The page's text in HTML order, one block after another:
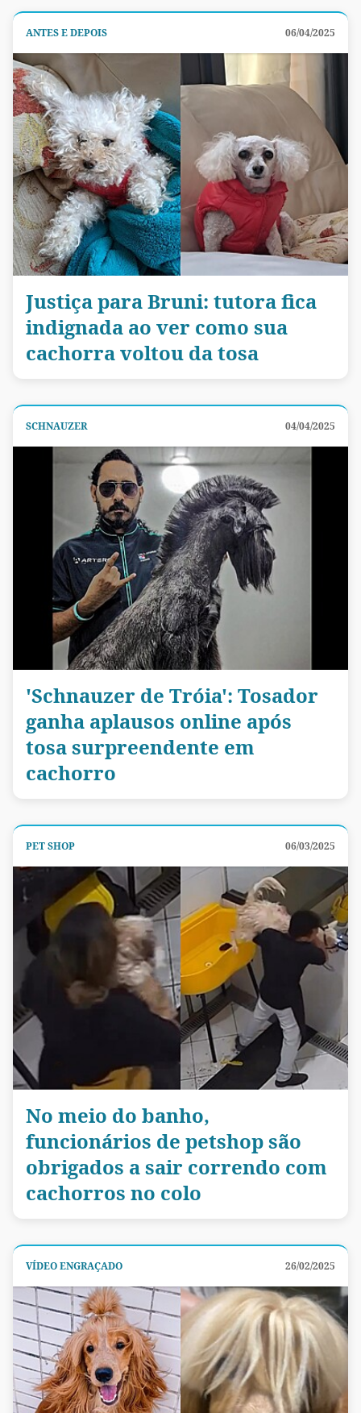
ANTES E DEPOIS 06/04/2025
Justiça para Bruni: tutora fica
indignada ao ver como sua
cachorra voltou da tosa
SCHNAUZER 04/04/2025
'Schnauzer de Tróia': Tosador
ganha aplausos online após
tosa surpreendente em
cachorro
PET SHOP 06/03/2025
No meio do banho,
funcionários de petshop são
obrigados a sair correndo com
cachorros no colo
VÍDEO ENGRAÇADO 26/02/2025